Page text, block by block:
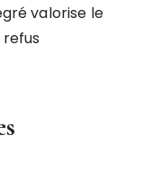
valorise le